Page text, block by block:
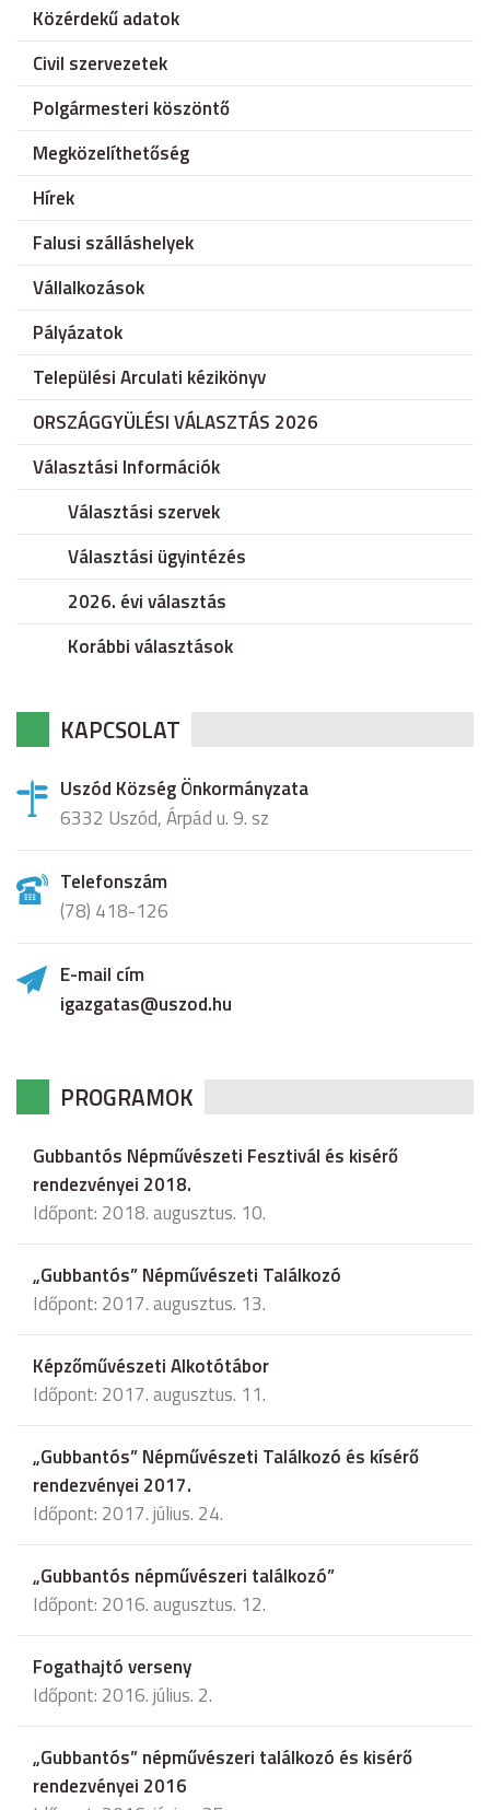
Közérdekű adatok
Civil szervezetek
Polgármesteri köszöntő
Megközelíthetőség
Hírek
Falusi szálláshelyek
Vállalkozások
Pályázatok
Települési Arculati kézikönyv
ORSZÁGGYÜLÉSI VÁLASZTÁS 2026
Választási Információk
Választási szervek
Választási ügyintézés
2026. évi választás
Korábbi választások
KAPCSOLAT
Uszód Község Önkormányzata
6332 Uszód, Árpád u. 9. sz
Telefonszám
(78) 418-126
E-mail cím
igazgatas@uszod.hu
PROGRAMOK
Gubbantós Népművészeti Fesztivál és kisérő
rendezvényei 2018.
Időpont: 2018. augusztus. 10.
„Gubbantós” Népművészeti Találkozó
Időpont: 2017. augusztus. 13.
Képzőművészeti Alkotótábor
Időpont: 2017. augusztus. 11.
„Gubbantós” Népművészeti Találkozó és kísérő
rendezvényei 2017.
Időpont: 2017. július. 24.
„Gubbantós népművészeri találkozó”
Időpont: 2016. augusztus. 12.
Fogathajtó verseny
Időpont: 2016. július. 2.
„Gubbantós” népművészeri találkozó és kisérő
rendezvényei 2016